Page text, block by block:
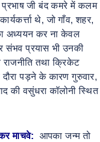
प्रभाष जी बंद कमरे में कलम
थे, जो गाँव, शहर,
अध्ययन कर ना केवल
प्रयास भी उनकी
राजनीति तथा क्रिकेट
पड़ने के कारण गुरुवार,
की वसुंधरा कॉलोनी स्थित
माचवे:
आपका जन्म तो